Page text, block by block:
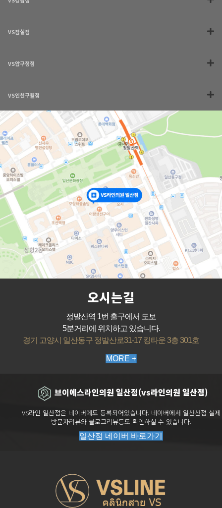
VS잠실점
VS압구정점
VS인천구월점
오시는길
정발산역 1번 출구에서 도보
5분거리에 위치하고 있습니다.
경기 고양시 일산동구 정발산로31-17 킹타운 3층 301호
MORE +
브이에스라인의원 일산점(vs라인의원 일산점)
VS라인 일산점은 네이버에도 등록되어있습니다. 네이버에서 일산산점 실제
방문자리뷰와 블로그리뷰등도 확인하실 수 있습니다.
일산점 네이버 바로가기